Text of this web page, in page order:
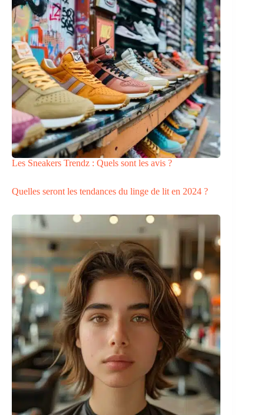
Les Sneakers Trendz : Quels sont les avis ?
Quelles seront les tendances du linge de lit en 2024 ?